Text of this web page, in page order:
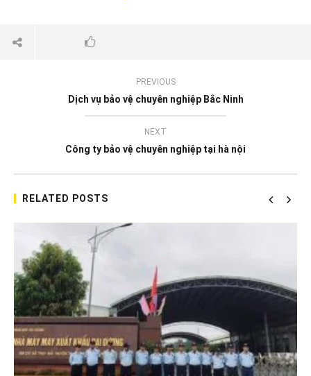
PREVIOUS
Dịch vụ bảo vệ chuyên nghiệp Bắc Ninh
NEXT
Công ty bảo vệ chuyên nghiệp tại hà nội
RELATED POSTS